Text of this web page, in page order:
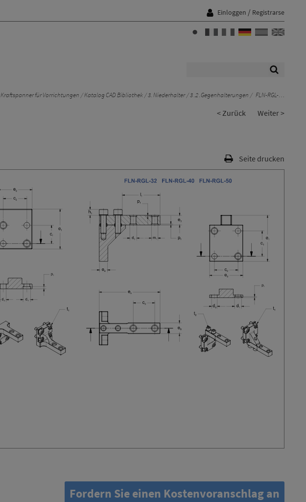
Einloggen / Registrarse
Kraftspanner für Vorrichtungen Katalog CAD Bibliothek 3. Niederhalter 3 .2 .Gegenhalterungen FLN-RGL-…
< Zurück Weiter >
Seite drucken
Fordern Sie einen Kostenvoranschlag an